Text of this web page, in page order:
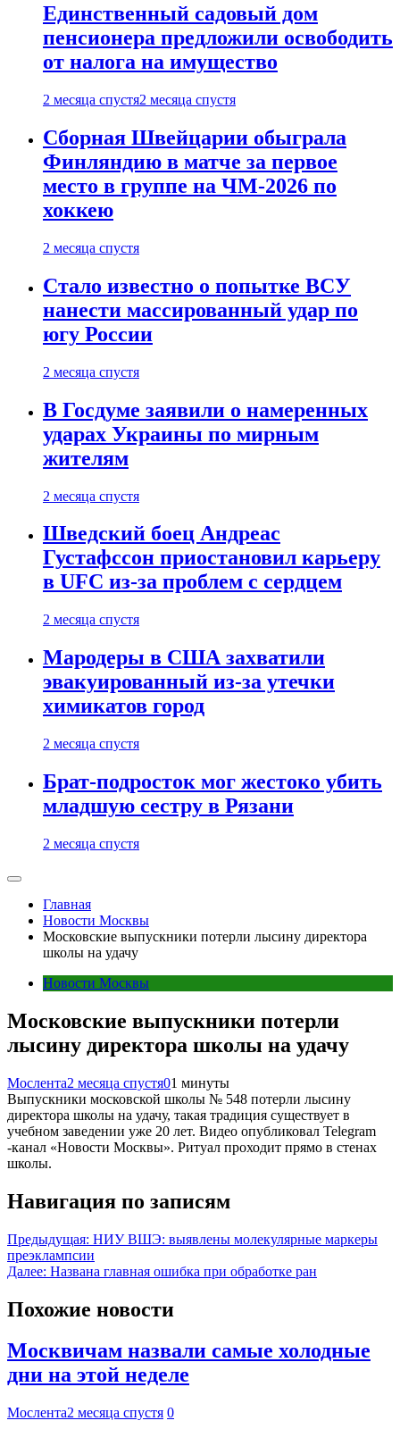
Единственный садовый дом
пенсионера предложили освободить
от налога на имущество
2 месяца спустя2 месяца спустя
Сборная Швейцарии обыграла
Финляндию в матче за первое
место в группе на ЧМ-2026 по
хоккею
2 месяца спустя
Стало известно о попытке ВСУ
нанести массированный удар по
югу России
2 месяца спустя
В Госдуме заявили о намеренных
ударах Украины по мирным
жителям
2 месяца спустя
Шведский боец Андреас
Густафссон приостановил карьеру
в UFC из-за проблем с сердцем
2 месяца спустя
Мародеры в США захватили
эвакуированный из-за утечки
химикатов город
2 месяца спустя
Брат-подросток мог жестоко убить
младшую сестру в Рязани
2 месяца спустя
Главная
Новости Москвы
Московские выпускники потерли лысину директора
школы на удачу
Новости Москвы
Московские выпускники потерли
лысину директора школы на удачу
Мослента2 месяца спустя01 минуты
Выпускники московской школы № 548 потерли лысину
директора школы на удачу, такая традиция существует в
учебном заведении уже 20 лет. Видео опубликовал Telegram
-канал «Новости Москвы». Ритуал проходит прямо в стенах
школы.
Навигация по записям
Предыдущая: НИУ ВШЭ: выявлены молекулярные маркеры
преэклампсии
Далее: Названа главная ошибка при обработке ран
Похожие новости
Москвичам назвали самые холодные
дни на этой неделе
Мослента2 месяца спустя 0